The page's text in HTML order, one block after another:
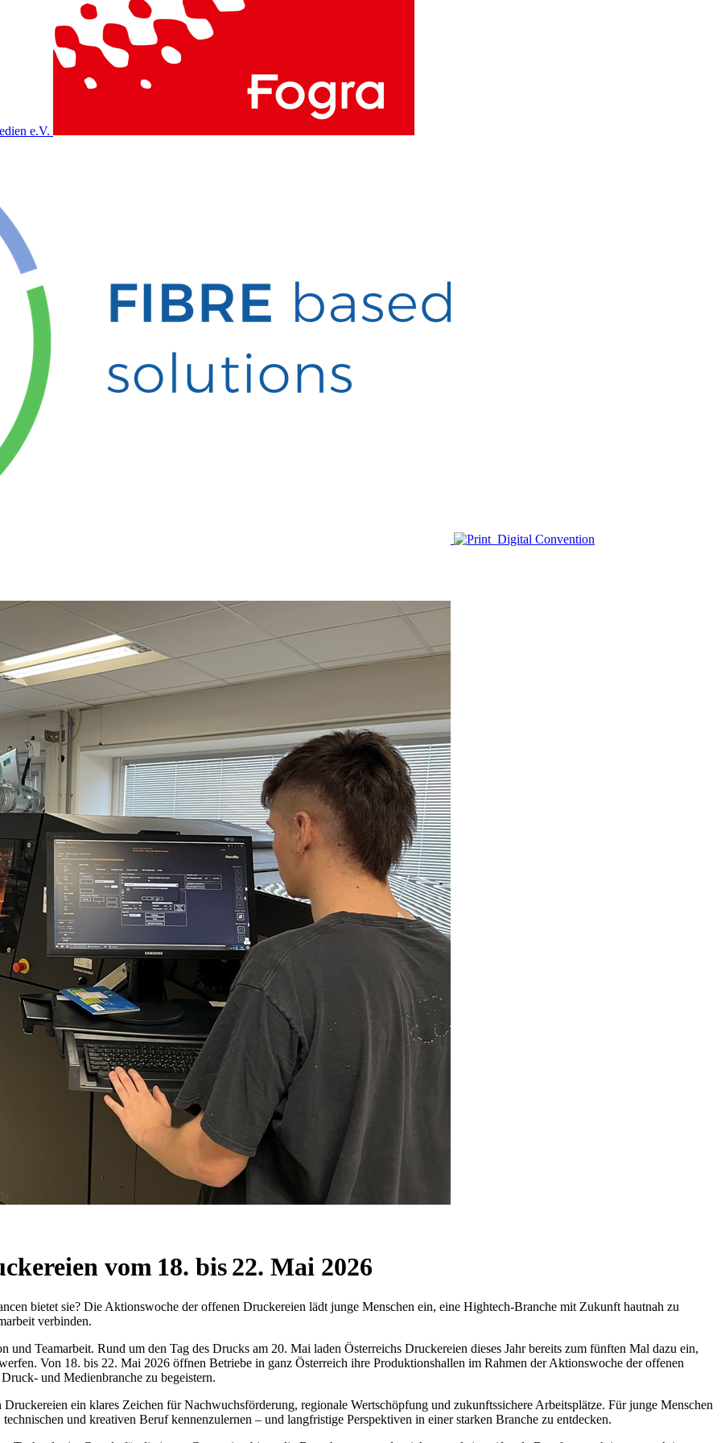
reien vom 18. bis 22. Mai 2026
bietet sie? Die Aktionswoche der offenen Druckereien lädt junge Menschen ein, eine Hightech-Branche mit Zukunft hautnah zu
verbinden.
Teamarbeit. Rund um den Tag des Drucks am 20. Mai laden Österreichs Druckereien dieses Jahr bereits zum fünften Mal dazu ein,
Von 18. bis 22. Mai 2026 öffnen Betriebe in ganz Österreich ihre Produktionshallen im Rahmen der Aktionswoche der offenen
und Medienbranche zu begeistern.
ein klares Zeichen für Nachwuchsförderung, regionale Wertschöpfung und zukunftssichere Arbeitsplätze. Für junge Menschen
und kreativen Beruf kennenzulernen – und langfristige Perspektiven in einer starken Branche zu entdecken.